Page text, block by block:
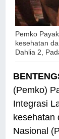
Pemko
kesehatan
Dahlia 2,
(Pemko)
Integrasi
kesehatan
Nasional